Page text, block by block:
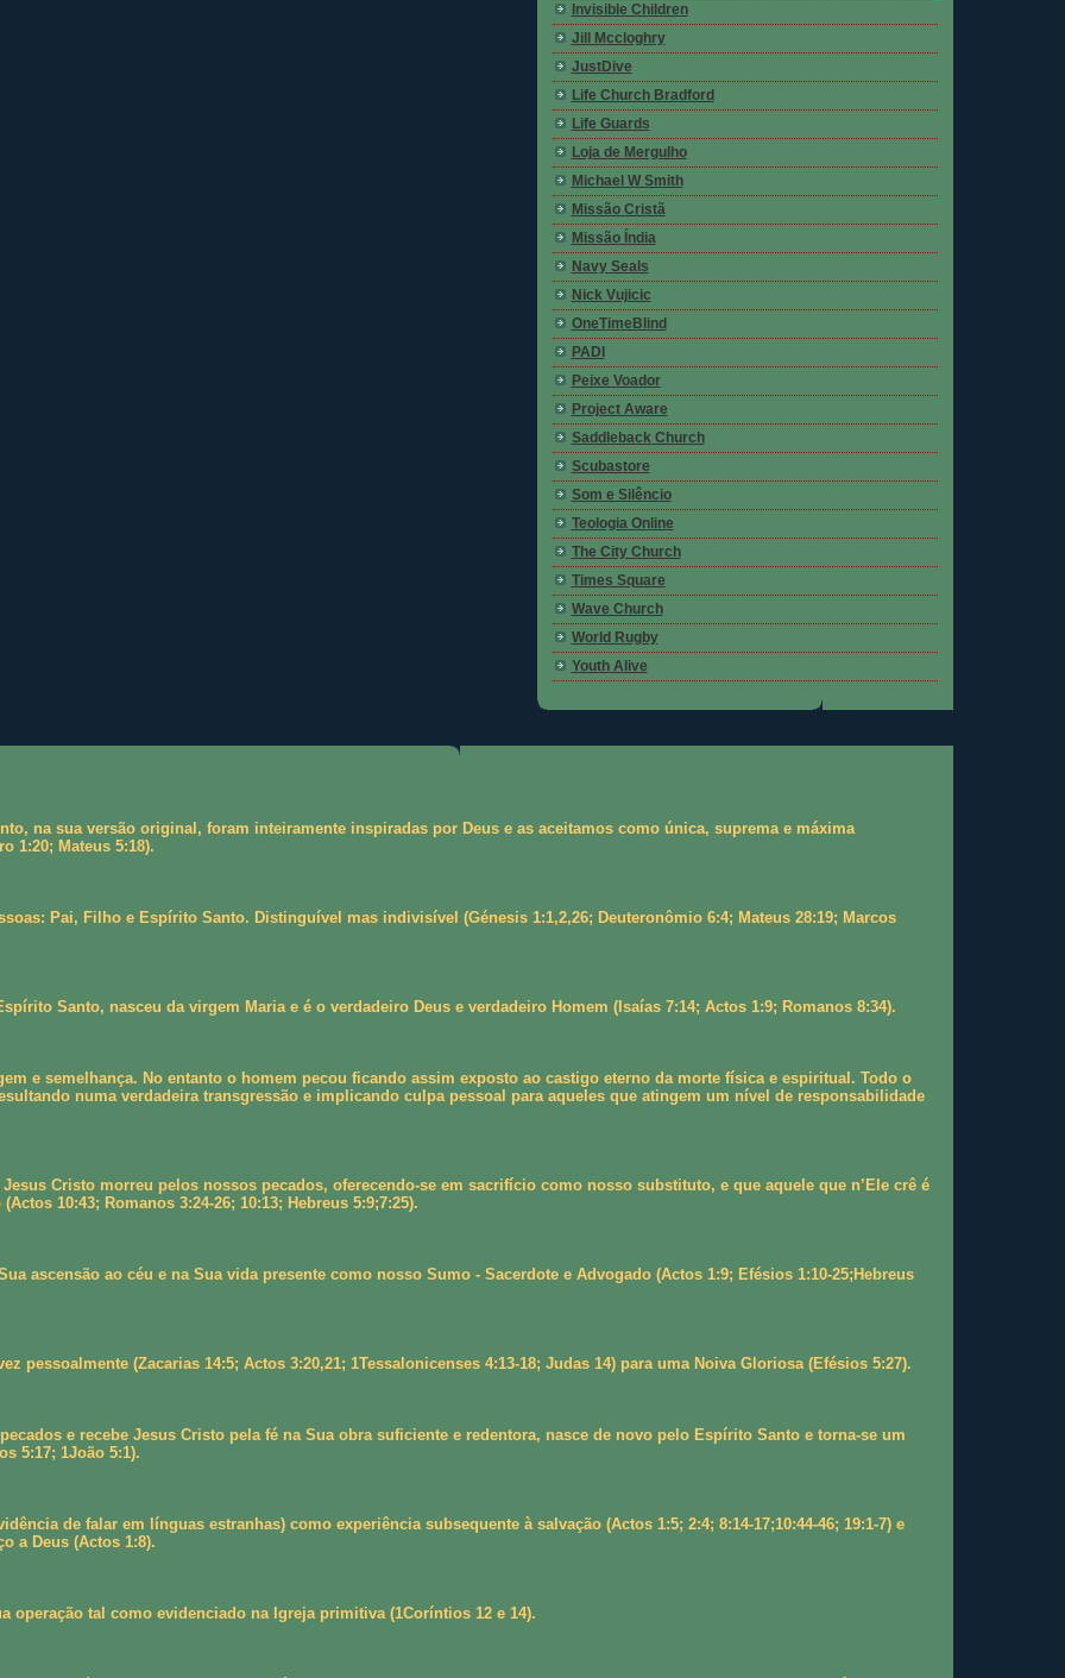
Invisible Children
Jill Mccloghry
JustDive
Life Church Bradford
Life Guards
Loja de Mergulho
Michael W Smith
Missão Cristã
Missão Índia
Navy Seals
Nick Vujicic
OneTimeBlind
PADI
Peixe Voador
Project Aware
Saddleback Church
Scubastore
Som e Silêncio
Teologia Online
The City Church
Times Square
Wave Church
World Rugby
Youth Alive
na sua versão original, foram inteiramente inspiradas por Deus e as aceitamos como única, suprema e máxima
1:20; Mateus 5:18).
Pai, Filho e Espírito Santo. Distinguível mas indivisível (Génesis 1:1,2,26; Deuteronômio 6:4; Mateus 28:19; Marcos
Santo, nasceu da virgem Maria e é o verdadeiro Deus e verdadeiro Homem (Isaías 7:14; Actos 1:9; Romanos 8:34).
e semelhança. No entanto o homem pecou ficando assim exposto ao castigo eterno da morte física e espiritual. Todo o
numa verdadeira transgressão e implicando culpa pessoal para aqueles que atingem um nível de responsabilidade
Cristo morreu pelos nossos pecados, oferecendo-se em sacrifício como nosso substituto, e que aquele que n’Ele crê é
10:43; Romanos 3:24-26; 10:13; Hebreus 5:9;7:25).
ascensão ao céu e na Sua vida presente como nosso Sumo - Sacerdote e Advogado (Actos 1:9; Efésios 1:10-25;Hebreus
pessoalmente (Zacarias 14:5; Actos 3:20,21; 1Tessalonicenses 4:13-18; Judas 14) para uma Noiva Gloriosa (Efésios 5:27).
e recebe Jesus Cristo pela fé na Sua obra suficiente e redentora, nasce de novo pelo Espírito Santo e torna-se um
5:17; 1João 5:1).
de falar em línguas estranhas) como experiência subsequente à salvação (Actos 1:5; 2:4; 8:14-17;10:44-46; 19:1-7) e
a Deus (Actos 1:8).
operação tal como evidenciado na Igreja primitiva (1Coríntios 12 e 14).